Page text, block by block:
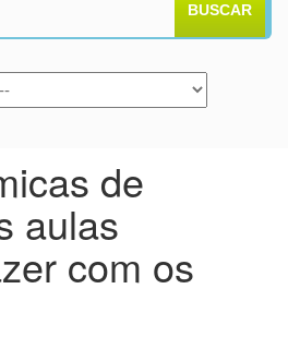
BUSCAR
de
aulas
com os